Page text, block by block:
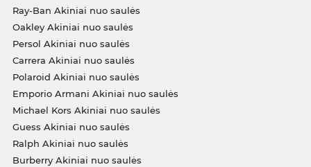
Ray-Ban Akiniai nuo saulės
Oakley Akiniai nuo saulės
Persol Akiniai nuo saulės
Carrera Akiniai nuo saulės
Polaroid Akiniai nuo saulės
Emporio Armani Akiniai nuo saulės
Michael Kors Akiniai nuo saulės
Guess Akiniai nuo saulės
Ralph Akiniai nuo saulės
Burberry Akiniai nuo saulės